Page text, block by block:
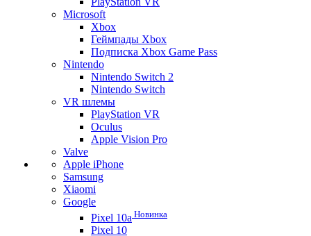
Microsoft
Xbox
Геймпады Xbox
Подписка Xbox Game Pass
Nintendo
Nintendo Switch 2
Nintendo Switch
VR шлемы
PlayStation VR
Oculus
Apple Vision Pro
Valve
Apple iPhone
Samsung
Xiaomi
Google
Pixel 10a Новинка
Pixel 10